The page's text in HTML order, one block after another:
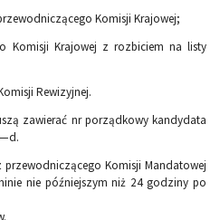
Komisji Krajowej;
Komisji Krajowej z rozbiciem na listy
Rewizyjnej.
zawierać nr porządkowy kandy­data
Komisji Mandatowej
nie późniejszym niż 24 godziny po